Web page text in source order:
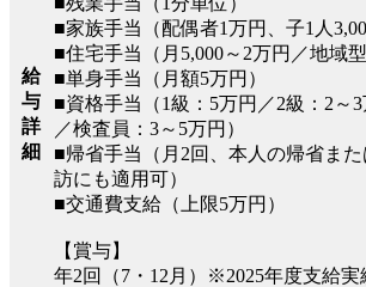
給
与
詳
細
■家族手当（配偶者1万円、子1人
■住宅手当（月5,000～2万円／地域型
■単身手当（月額5万円）
■資格手当（1級：5万円／2級：2～
／検査員：3～5万円）
■帰省手当（月2回、本人の帰省ま
訪にも適用可）
■交通費支給（上限5万円）
【賞与】
年2回（7・12月）※2025年度支給実